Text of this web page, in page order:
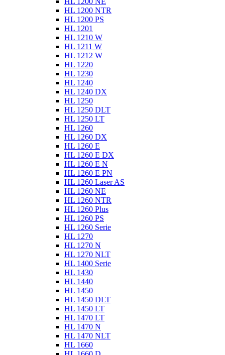
HL 1200 NTR
HL 1200 PS
HL 1201
HL 1210 W
HL 1211 W
HL 1212 W
HL 1220
HL 1230
HL 1240
HL 1240 DX
HL 1250
HL 1250 DLT
HL 1250 LT
HL 1260
HL 1260 DX
HL 1260 E
HL 1260 E DX
HL 1260 E N
HL 1260 E PN
HL 1260 Laser AS
HL 1260 NE
HL 1260 NTR
HL 1260 Plus
HL 1260 PS
HL 1260 Serie
HL 1270
HL 1270 N
HL 1270 NLT
HL 1400 Serie
HL 1430
HL 1440
HL 1450
HL 1450 DLT
HL 1450 LT
HL 1470 LT
HL 1470 N
HL 1470 NLT
HL 1660